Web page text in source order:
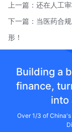
上一篇： 还在人工
下一篇： 当医药合
形！
Building a
finance,
into
Over 1/3 of